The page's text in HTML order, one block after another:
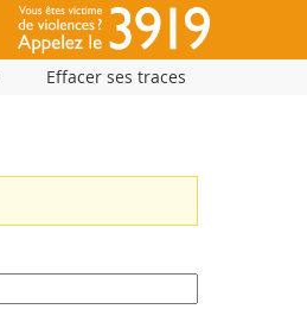
Effacer ses traces